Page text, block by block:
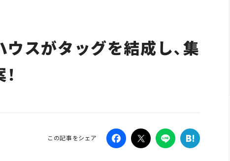
スがタッグを結成し、集
この記事をシェア
Traffic
Campaign